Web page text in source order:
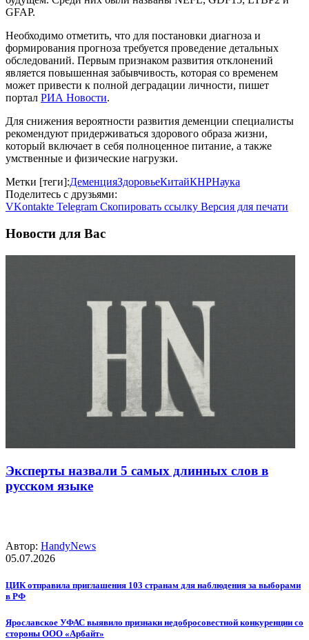
GFAP.
Необходимо отметить, что для постановки диагноза и
формирования прогноза требуется проведение детальных
обследований. Первым признаком развития отклонений
является повышенная забывчивость, которая со временем
может привести к полной деградации личности, пишет
портал РИА Новости.
Для снижения вероятности развития деменции специалисты
рекомендуют придерживаться здорового образа жизни,
который включает в себя полноценное питание, а также
умственные и физические нагрузки.
Метки [теги]:ДеменцияЗдоровьеКитайКНРНаука
Поделитесь с друзьями:
VKontakte Telegram Скопировать ссылку Версия для печати
Новости для Вас
Эксперты назвали 5 самых длинных слов в
русском языке
Автор: HandyNews
05.07.2026
ЦИК отправила приглашения 103 странам для наблюдения за выборами
в РФ
Ярославское УФАС выявило признаки недобросовестной конкуренции со
стороны ООО «Арбайт»